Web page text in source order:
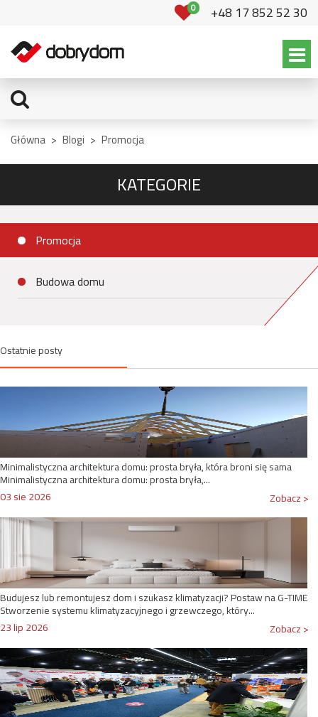
0 +48 17 852 52 30
Główna > Blogi > Promocja
KATEGORIE
Promocja
Budowa domu
Ostatnie posty
Minimalistyczna architektura domu: prosta bryła, która broni się sama
Minimalistyczna architektura domu: prosta bryła,...
03 sie 2026
Zobacz >
Budujesz lub remontujesz dom i szukasz klimatyzacji? Postaw na G-TIME
Stworzenie systemu klimatyzacyjnego i grzewczego, który...
23 lip 2026
Zobacz >